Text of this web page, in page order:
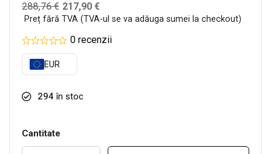
288,76€ 217,90 €
Preț fără TVA (TVA-ul se va adăuga sumei la checkout)
0 recenzii
EUR
294în stoc
Cantitate